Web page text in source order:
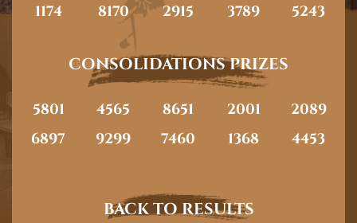
1174
8170 2915 3789 5243
CONSOLIDATIONS PRIZES
5801 4565 8651 2001
2089
6897
9299 7460 1368 4453
BACK TO RESULTS